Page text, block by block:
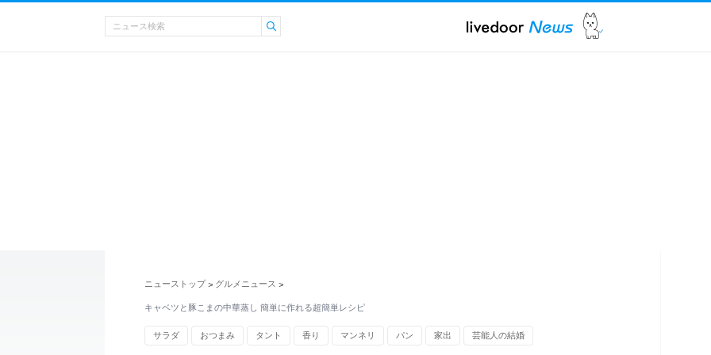
ニューストップ > グルメニュース >
キャベツと豚こまの中華蒸し 簡単に作れる超簡単レシピ
サラダ おつまみ タント 香り マンネリ パン 家出 芸能人の結婚